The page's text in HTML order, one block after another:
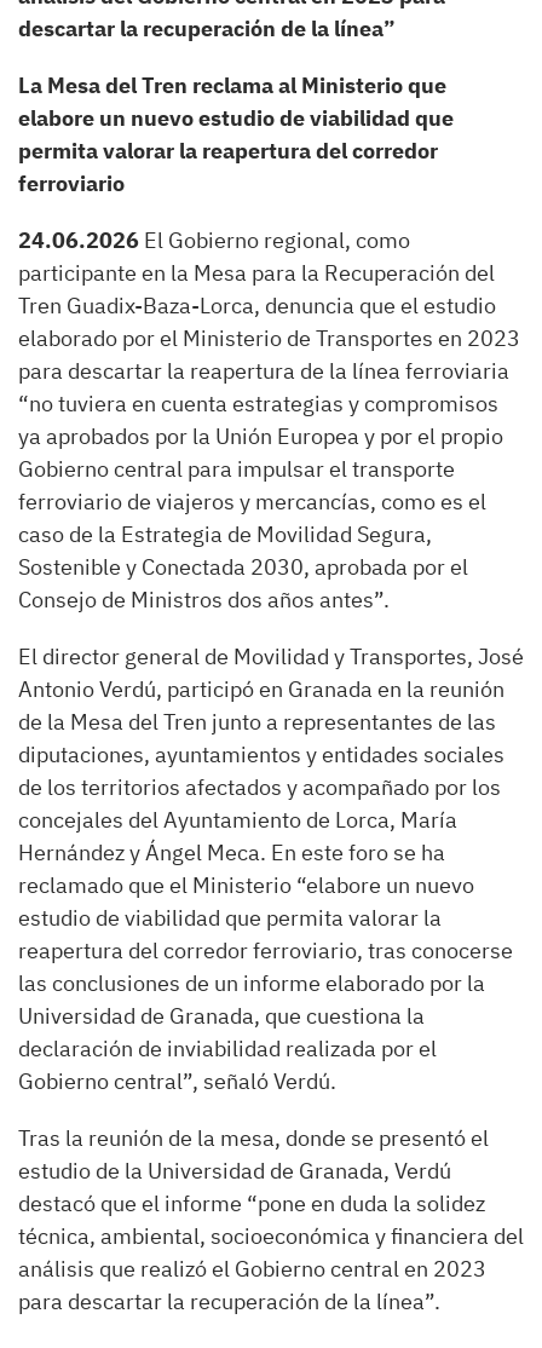
descartar la recuperación de la línea”
La Mesa del Tren reclama al Ministerio que
elabore un nuevo estudio de viabilidad que
permita valorar la reapertura del corredor
ferroviario
24.06.2026 El Gobierno regional, como
participante en la Mesa para la Recuperación del
Tren Guadix-Baza-Lorca, denuncia que el estudio
elaborado por el Ministerio de Transportes en 2023
para descartar la reapertura de la línea ferroviaria
“no tuviera en cuenta estrategias y compromisos
ya aprobados por la Unión Europea y por el propio
Gobierno central para impulsar el transporte
ferroviario de viajeros y mercancías, como es el
caso de la Estrategia de Movilidad Segura,
Sostenible y Conectada 2030, aprobada por el
Consejo de Ministros dos años antes”.
El director general de Movilidad y Transportes, José
Antonio Verdú, participó en Granada en la reunión
de la Mesa del Tren junto a representantes de las
diputaciones, ayuntamientos y entidades sociales
de los territorios afectados y acompañado por los
concejales del Ayuntamiento de Lorca, María
Hernández y Ángel Meca. En este foro se ha
reclamado que el Ministerio “elabore un nuevo
estudio de viabilidad que permita valorar la
reapertura del corredor ferroviario, tras conocerse
las conclusiones de un informe elaborado por la
Universidad de Granada, que cuestiona la
declaración de inviabilidad realizada por el
Gobierno central”, señaló Verdú.
Tras la reunión de la mesa, donde se presentó el
estudio de la Universidad de Granada, Verdú
destacó que el informe “pone en duda la solidez
técnica, ambiental, socioeconómica y financiera del
análisis que realizó el Gobierno central en 2023
para descartar la recuperación de la línea”.